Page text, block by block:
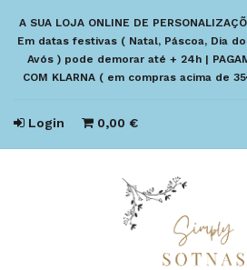
A SUA LOJA ONLINE DE
Em datas festivas ( Natal, Páscoa, Dia
Avós ) pode demorar até + 24h |
COM KLARNA ( em compras acima de
Login 0,00 €